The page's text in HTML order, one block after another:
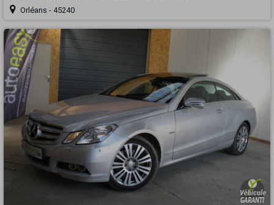
Orléans - 45240